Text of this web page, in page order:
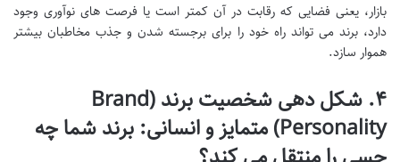
بازار، یعنی فضایی که رقابت در آن کمتر است یا فرصت های نوآوری وجود
دارد، برند می تواند راه خود را برای برجسته شدن و جذب مخاطبان بیشتر
هموار سازد.
۴. شکل دهی شخصیت برند (Brand
Personality) متمایز و انسانی: برند شما چه